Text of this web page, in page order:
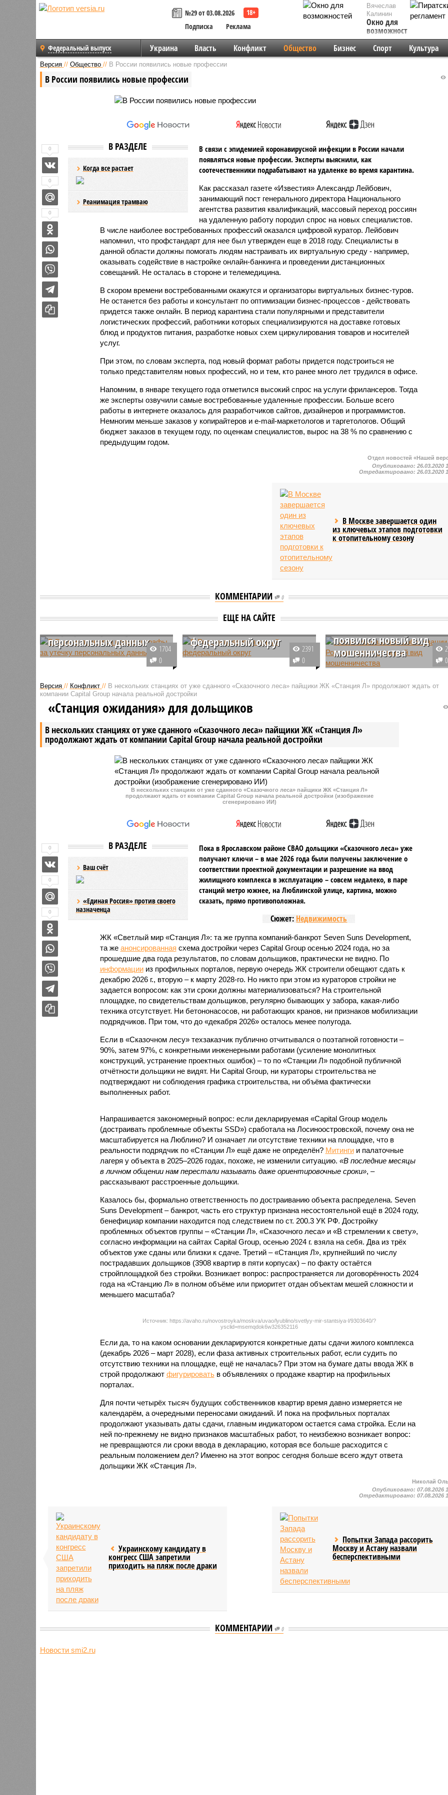
№29 от 03.08.2026
Подписка
Реклама
Вячеслав
Калинин
Окно для
возможностей
Федеральный выпуск Украина Власть Конфликт Общество Бизнес Спорт Культура
Версия // Общество // В России появились новые профессии
В России появились новые профессии
В РАЗДЕЛЕ
Когда все растает
Реанимация трамваю
В связи с эпидемией коронавирусной инфекции в России начали
появляться новые профессии. Эксперты выяснили, как
соотечественники подрабатывают на удаленке во время карантина.
Как рассказал газете «Известия» Александр Лейбович,
занимающий пост генерального директора Национального
агентства развития квалификаций, массовый переход россиян
на удаленную работу породил спрос на новых специалистов.
В числе наиболее востребованных профессий оказался цифровой куратор. Лейбович
напомнил, что профстандарт для нее был утвержден еще в 2018 году. Специалисты в
данной области должны помогать людям настраивать их виртуальную среду - например,
оказывать содействие в настройке онлайн-банкинга и проведении дистанционных
совещаний. Не осталась в стороне и телемедицина.
В скором времени востребованными окажутся и организаторы виртуальных бизнес-туров.
Не останется без работы и консультант по оптимизации бизнес-процессов - действовать
придется также онлайн. В период карантина стали популярными и представители
логистических профессий, работники которых специализируются на доставке готовых
блюд и продуктов питания, разработке новых схем циркулирования товаров и носителей
услуг.
При этом, по словам эксперта, под новый формат работы придется подстроиться не
только представителям новых профессий, но и тем, кто ранее много лет трудился в офисе.
Напомним, в январе текущего года отметился высокий спрос на услуги фрилансеров. Тогда
же эксперты озвучили самые востребованные удаленные профессии. Больше всего
работы в интернете оказалось для разработчиков сайтов, дизайнеров и программистов.
Немногим меньше заказов у копирайтеров и e-mail-маркетологов и таргетологов. Общий
бюджет заказов в текущем году, по оценкам специалистов, вырос на 38 % по сравнению с
предыдущим годом.
0
0
0
Отдел новостей «Нашей
Опубликовано:26.03.2020
Отредактировано:26.03.2020
В Москве завершается один
из ключевых этапов подготовки
к отопительному сезону
КОММЕНТАРИИ 0
ЕЩЕ НА САЙТЕ
В России появятся новые
персональных данных
С 30 мая текущего года в России
вступают в силу новые штрафы
персональных данных, которые
могут достигать 15 миллионов
рублей.
1704
0
федеральный округ
Создание нового федерального
округа в России анонсировал
Евгений Балицкий. Такое
проходящем сейчас ПМЭФ.
2391
0
После объявления
появился новый вид
мошенничества
На фоне объявления в РФ
активировались интернет-
можно проверить свои данные и
0
Версия // Конфликт // В нескольких станциях от уже сданного «Сказочного леса» пайщики ЖК «Станция Л» продолжают ждать от
компании Capital Group начала реальной достройки
В нескольких станциях от уже сданного «Сказочного леса» пайщики ЖК «Станция Л»
продолжают ждать от компании Capital Group начала реальной достройки
«Станция ожидания» для дольщиков
В нескольких станциях от уже сданного «Сказочного леса» пайщики ЖК «Станция Л»
продолжают ждать от компании Capital Group начала реальной достройки (изображение
сгенерировано ИИ)
В РАЗДЕЛЕ
Ваш счёт
«Единая Россия» против своего
назначенца
Пока в Ярославском районе СВАО дольщики «Сказочного леса» уже
получают ключи – в мае 2026 года были получены заключение о
соответствии проектной документации и разрешение на ввод
жилищного комплекса в эксплуатацию – совсем недалеко, в паре
станций метро южнее, на Люблинской улице, картина, можно
сказать, прямо противоположная.
Сюжет: Недвижимость
ЖК «Светлый мир «Станция Л»: та же группа компаний-банкрот Seven Suns Development,
та же анонсированная схема достройки через Capital Group осенью 2024 года, но за
прошедшие два года результатов, по словам дольщиков, практически не видно. По
информациииз профильных порталов, первую очередь ЖК строители обещают сдать к
декабрю 2026 г., вторую – к марту 2028-го. Но никто при этом из кураторов стройки не
задается вопросом: как эти сроки должны материализоваться? На строительной
площадке, по свидетельствам дольщиков, регулярно бывающих у забора, какая-либо
техника отсутствует. Ни бетононасосов, ни работающих кранов, ни признаков мобилизации
подрядчиков. При том, что до «декабря 2026» осталось менее полугода.
Если в «Сказочном лесу» техзаказчик публично отчитывался о поэтапной готовности –
90%, затем 97%, с конкретными инженерными работами (усиление монолитных
конструкций, устранение проектных ошибок) – то по «Станции Л» подобной публичной
отчётности дольщики не видят. Ни Capital Group, ни кураторы строительства не
подтверждают ни соблюдения графика строительства, ни объёма фактически
выполненных работ.
Напрашивается закономерный вопрос: если декларируемая «Capital Group модель
(достраивать проблемные объекты SSD») сработала на Лосиноостровской, почему она не
масштабируется на Люблино? И означает ли отсутствие техники на площадке, что в
реальности подрядчик по «Станции Л» ещё даже не определён? Митингии палаточные
лагеря у объекта в 2025–2026 годах, похоже, не изменили ситуацию. «В последние месяцы
в личном общении нам перестали называть даже ориентировочные сроки», –
рассказывают расстроенные дольщики.
Казалось бы, формально ответственность по достраиванию объекта распределена. Seven
Suns Development – банкрот, часть его структур признана несостоятельной ещё в 2024 году,
бенефициар компании находится под следствием по ст. 200.3 УК РФ. Достройку
проблемных объектов группы – «Станции Л», «Сказочного леса» и «В стремлении к свету»,
согласно информации на сайтах Capital Group, осенью 2024 г. взяла на себя. Два из трёх
объектов уже сданы или близки к сдаче. Третий – «Станция Л», крупнейший по числу
пострадавших дольщиков (3908 квартир в пяти корпусах) – по факту остаётся
стройплощадкой без стройки. Возникает вопрос: распространяется ли договорённость 2024
года на «Станцию Л» в полном объёме или приоритет отдан объектам мешей сложности и
меньшего масштаба?
Источник: https://avaho.ru/novostroyka/moskva/uvao/lyublino/svetlyy-mir-stantsiya-l/9303640/?
ysclid=msemqdok6w326352116
Если да, то на каком основании декларируются конкретные даты сдачи жилого комплекса
(декабрь 2026 – март 2028), если фаза активных строительных работ, если судить по
отсутствию техники на площадке, ещё не началась? При этом на бумаге даты ввода ЖК в
строй продолжают фигурироватьв объявлениях о продаже квартир на профильных
порталах.
Для почти четырёх тысяч будущих собственников квартир время давно измеряется не
календарём, а очередными переносами ожиданий. И пока на профильных порталах
продолжают указывать даты сдачи, главным индикатором остается сама стройка. Если на
ней по-прежнему не видно признаков масштабных работ, то неизбежно возникает вопрос:
не превращаются ли сроки ввода в декларацию, которая все больше расходится с
реальным положением дел? Именно на этот вопрос сегодня больше всего ждут ответа
дольщики ЖК «Станция Л».
0
0
0
Николай
Опубликовано:07.08.2026
Отредактировано:07.08.2026
Украинскому кандидату в
конгресс США запретили
приходить на пляж после драки
Попытки Запада рассорить
Москву и Астану назвали
бесперспективными
КОММЕНТАРИИ 0
Новости smi2.ru